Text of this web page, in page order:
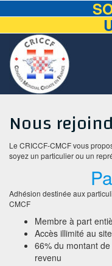
contenu
Nous
Le CRICCF-CMCF vous
soyez un particulier ou un
Adhésion destinée aux
CMCF
Membre à part
Accès illimité au site
66% du montant de
revenu